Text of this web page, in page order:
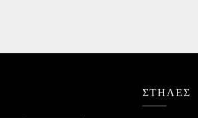
ΣΤΗΛΕΣ